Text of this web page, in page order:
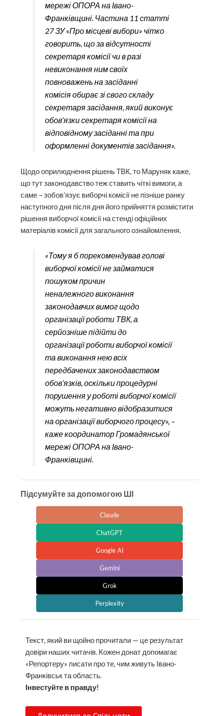
мережі ОПОРА на Івано-
Франківщині. Частина 11 статті
27 ЗУ «Про місцеві вибори» чітко
говорить, що за відсутності
секретаря комісії чи в разі
невиконання ним своїх
повноважень на засіданні
комісія обирає зі свого складу
секретаря засідання, який виконує
обов’язки секретаря комісії на
відповідному засіданні та при
оформленні документів засідання».
Щодо оприлюднення рішень ТВК, то Маруняк каже,
що тут законодавство теж ставить чіткі вимоги, а
саме – зобов’язує виборчі комісії не пізніше ранку
наступного дня після дня його прийняття розмістити
рішення виборчої комісії на стенді офіційних
матеріалів комісії для загального ознайомлення.
«Тому я б порекомендував голові
виборчої комісії не займатися
пошуком причин
неналежного виконання
законодавчих вимог щодо
організації роботи ТВК, а
серйозніше підійти до
організації роботи виборчої комісії
та виконання нею всіх
передбачених законодавством
обов’язків, оскільки процедурні
порушення у роботі виборчої комісії
можуть негативно відобразитися
на організації виборчого процесу», –
каже координатор Громадянської
мережі ОПОРА на Івано-
Франківщині.
Підсумуйте за допомогою ШІ
Claude
ChatGPT
Google AI
Gemini
Grok
Perplexity
Текст, який ви щойно прочитали — це результат
довіри наших читачів. Кожен донат допомагає
«Репортеру» писати про те, чим живуть Івано-
Франківськ та область.
Інвестуйте в правду!